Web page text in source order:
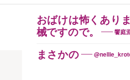
おばけは怖くあり
械ですので。
饗庭
まさかの